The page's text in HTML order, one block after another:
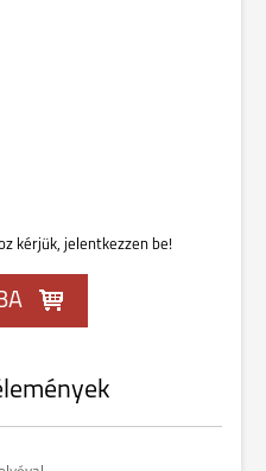
kérjük, jelentkezzen be!